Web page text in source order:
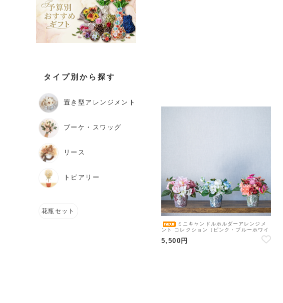
ミニキャンドルホルダーアレンジメ
ント コレクション（ピンク・ブルーホワイ
ト・オレンジ／ダリア・バラ・アジサイ）
花瓶アレンジメント 造花 アーティフィシ
5,500円
タイプ別から探す
置き型アレンジメント
ブーケ・スワッグ
リース
トピアリー
花瓶セット